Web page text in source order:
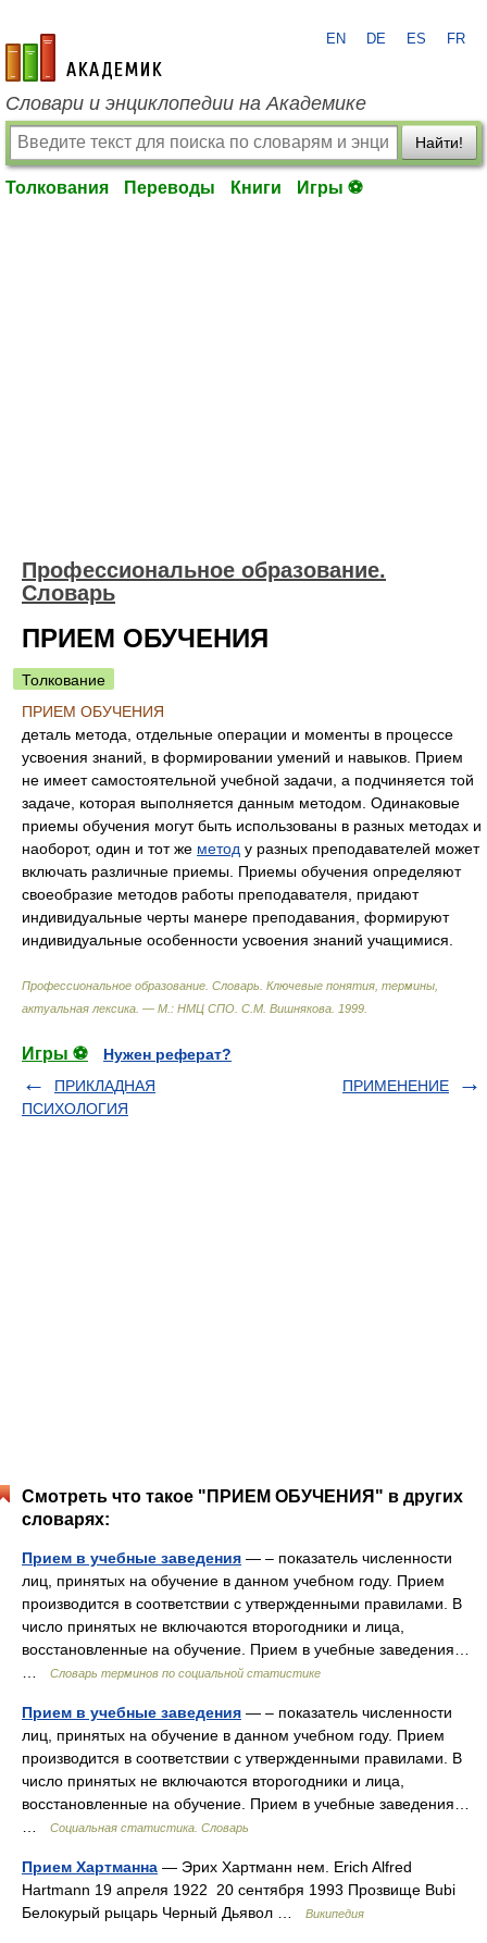
academic.ru
EN DE ES FR
Словари и энциклопедии на Академике
Найти!
Толкования Переводы Книги Игры ⚽
Профессиональное образование.
Словарь
ПРИЕМ ОБУЧЕНИЯ
Толкование
ПРИЕМ ОБУЧЕНИЯ
деталь метода, отдельные операции и моменты в процессе
усвоения знаний, в формировании умений и навыков. Прием
не имеет самостоятельной учебной задачи, а подчиняется той
задаче, которая выполняется данным методом. Одинаковые
приемы обучения могут быть использованы в разных методах и
наоборот, один и тот же метод у разных преподавателей может
включать различные приемы. Приемы обучения определяют
своеобразие методов работы преподавателя, придают
индивидуальные черты манере преподавания, формируют
индивидуальные особенности усвоения знаний учащимися.
Профессиональное образование. Словарь. Ключевые понятия, термины,
актуальная лексика. — М.: НМЦ СПО С.М. Вишнякова 1999
Игры ⚽
Нужен реферат?
ПРИКЛАДНАЯ
ПСИХОЛОГИЯ
ПРИМЕНЕНИЕ
Смотреть что такое "ПРИЕМ ОБУЧЕНИЯ" в других
словарях:
Прием в учебные заведения — – показатель численности
лиц, принятых на обучение в данном учебном году. Прием
производится в соответствии с утвержденными правилами. В
число принятых не включаются второгодники и лица,
восстановленные на обучение. Прием в учебные заведения…
Словарь терминов по социальной статистике
Прием в учебные заведения — – показатель численности
лиц, принятых на обучение в данном учебном году. Прием
производится в соответствии с утвержденными правилами. В
число принятых не включаются второгодники и лица,
восстановленные на обучение. Прием в учебные заведения…
Социальная статистика. Словарь
Прием Хартманна — Эрих Хартманн нем. Erich Alfred
Hartmann 19 апреля 1922 20 сентября 1993 Прозвище Bubi
Белокурый рыцарь Черный Дьявол …
Википедия